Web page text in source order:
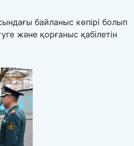
байланыс көпірі болып
және қорғаныс қабілетін